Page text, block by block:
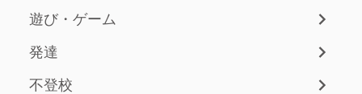
遊び・ゲーム
発達
不登校